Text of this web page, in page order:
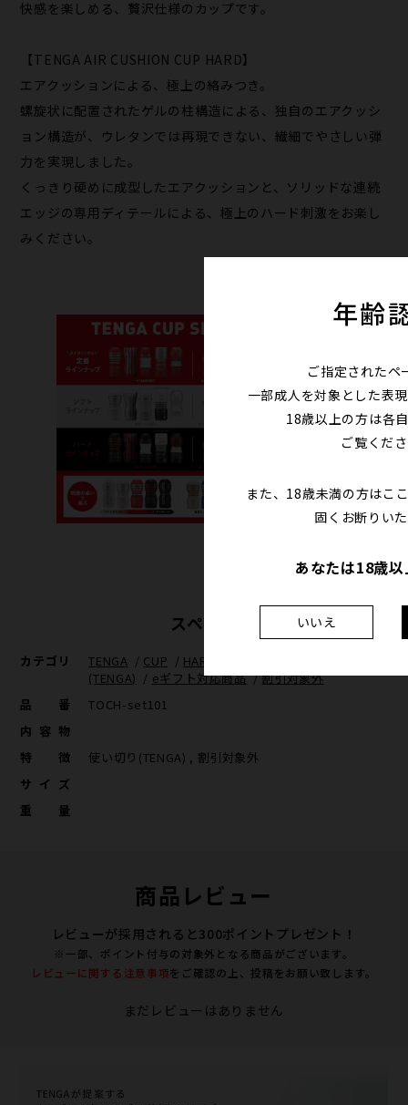
快感を楽しめる、贅沢仕様のカップです。
【TENGA AIR CUSHION CUP HARD】
エアクッションによる、極上の絡みつき。
螺旋状に配置されたゲルの柱構造による、独自のエアクッシ
ョン構造が、ウレタンでは再現できない、繊細でやさしい弾
力を実現しました。
くっきり硬めに成型したエアクッションと、ソリッドな連続
エッジの専用ディテールによる、極上のハード刺激をお楽し
みください。
スペック
カテゴリ TENGA / CUP / HARD(CUP)
(TENGA) / eギフト対応商品/割引対象外
品番
TOCH-set101
内容物
特徴
使い切り(TENGA) , 割引対象外
サイズ
重量
商品レビュー
レビューが採用されると300ポイントプレゼント！
※一部、ポイント付与の対象外となる商品がございます。
レビューに関する注意事項をご確認の上、投稿をお願い致します。
まだレビューはありません
年齢
ご指定されたペ
一部成人を対象とした表
18歳以上の方は各
ご覧くだ
また、18歳未満の方はこ
固くお断りい
あなたは18歳
いいえ